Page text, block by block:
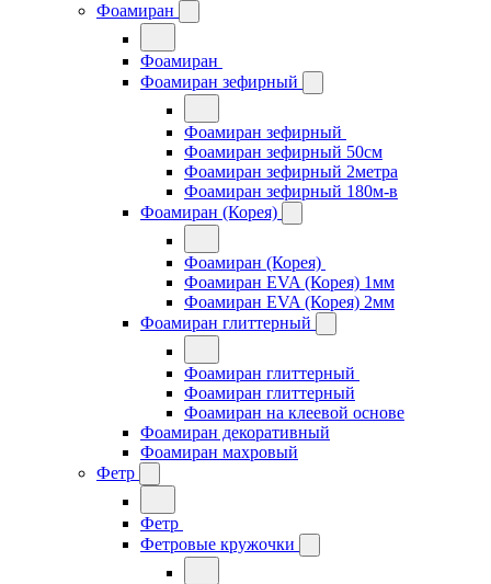
Фоамиран
Фоамиран
Фоамиран зефирный
Фоамиран зефирный
Фоамиран зефирный 50см
Фоамиран зефирный 2метра
Фоамиран зефирный 180м-в
Фоамиран (Корея)
Фоамиран (Корея)
Фоамиран EVA (Корея) 1мм
Фоамиран EVA (Корея) 2мм
Фоамиран глиттерный
Фоамиран глиттерный
Фоамиран глиттерный
Фоамиран на клеевой основе
Фоамиран декоративный
Фоамиран махровый
Фетр
Фетр
Фетровые кружочки